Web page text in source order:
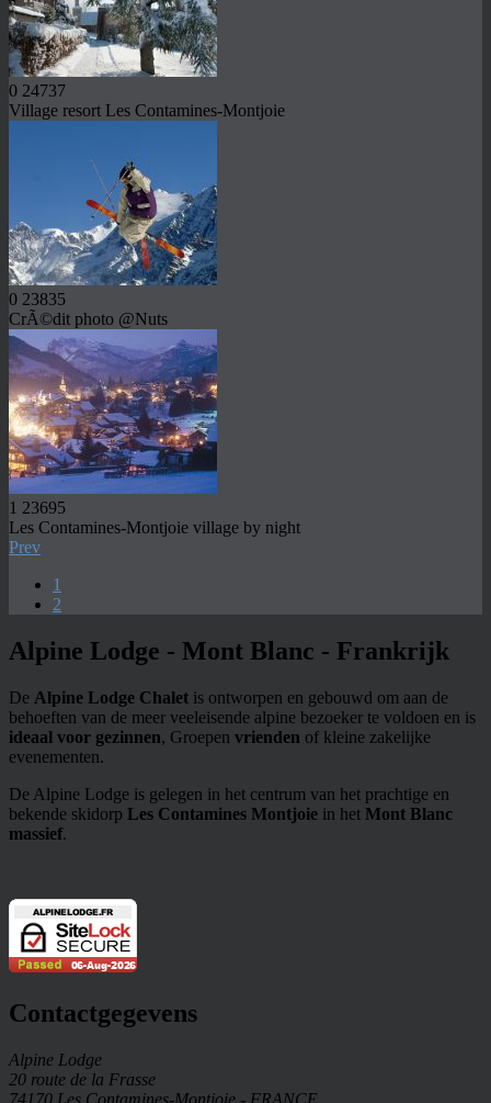
0 24737
Village resort Les Contamines-Montjoie
0 23835
CrÃ©dit photo @Nuts
1 23695
Les Contamines-Montjoie village by night
Prev
1
2
Alpine Lodge - Mont Blanc - Frankrijk
De Alpine Lodge Chalet is ontworpen en gebouwd om aan de
behoeften van de meer veeleisende alpine bezoeker te voldoen en is
ideaal voor gezinnen, Groepen vrienden of kleine zakelijke
evenementen.
De Alpine Lodge is gelegen in het centrum van het prachtige en
bekende skidorp Les Contamines Montjoie in het Mont Blanc
massief.
Contactgegevens
Alpine Lodge
20 route de la Frasse
74170 Les Contamines-Montjoie - FRANCE